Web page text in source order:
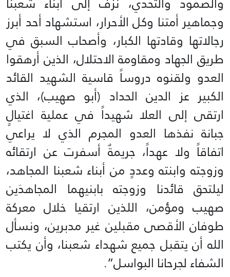
وجماهير أمتنا وكل الأحرار، استشهاد أحد أبرز
رجالاتها وقادتها الكبار، وأصحاب السبق في
طريق الجهاد ومقاومة الاحتلال، الذين أرهقوا
العدو ولقنوه دروساً قاسية الشهيد القائد
الكبير عز الدين الحداد (أبو صهيب)، الذي
ارتقى إلى العلا شهيداً في عملية اغتيالٍ
جبانة نفذها العدو المجرم الذي لا يراعي
اتفاقاً ولا عهداً، جريمةٌ أسفرت عن ارتقائه
وزوجته وابنته وعددٍ من أبناء شعبنا المجاهد،
ليلتحق قائدنا وزوجته بابنيهما المجاهدَين
صهيب ومؤمن، اللذين ارتقيا خلال معركة
طوفان الأقصى مقبلين غير مدبرين، ونسأل
الله أن يتقبل جميع شهداء شعبنا، وأن يكتب
الشفاء لجرحانا البواسل”.